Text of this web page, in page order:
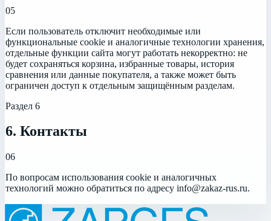
05
Если пользователь отключит необходимые или
функциональные cookie и аналогичные технологии хранения,
отдельные функции сайта могут работать некорректно: не
будет сохраняться корзина, избранные товары, история
сравнения или данные покупателя, а также может быть
ограничен доступ к отдельным защищённым разделам.
Раздел 6
6. Контакты
06
По вопросам использования cookie и аналогичных
технологий можно обратиться по адресу info@zakaz-rus.ru.